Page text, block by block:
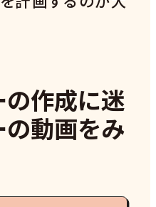
作成に迷
動画をみ